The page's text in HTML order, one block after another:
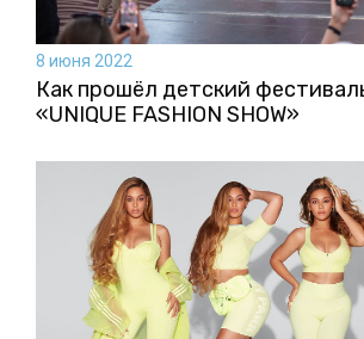
8 июня 2022
Как прошёл детский
«UNIQUE FASHION SHOW»